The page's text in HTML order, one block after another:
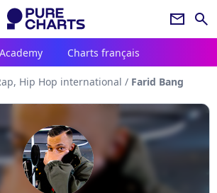
newsletter search
Charts français
Hip Hop international / Farid Bang